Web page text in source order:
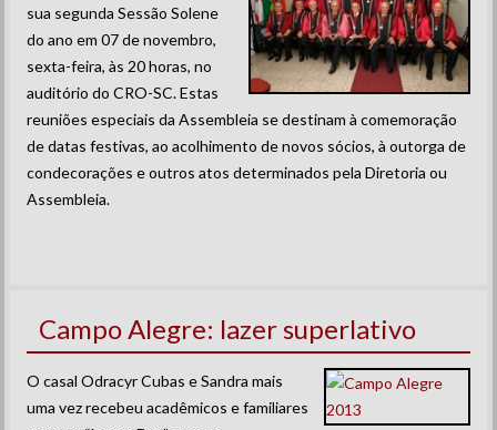
sua segunda Sessão Solene
do ano em 07 de novembro,
sexta-feira, às 20 horas, no
auditório do CRO-SC. Estas
reuniões especiais da Assembleia se destinam à comemoração
de datas festivas, ao acolhimento de novos sócios, à outorga de
condecorações e outros atos determinados pela Diretoria ou
Assembleia.
Campo Alegre: lazer superlativo
O casal Odracyr Cubas e Sandra mais
uma vez recebeu acadêmicos e familiares